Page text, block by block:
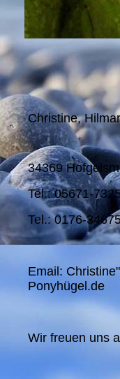
Christine,
34369
Tel.: 05671-
Tel.: 0176-
Email:
Ponyhügel.de
Wir freuen uns